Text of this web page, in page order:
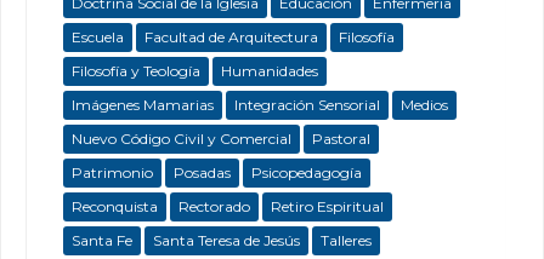
Escuela
Facultad de Arquitectura
Filosofía
Filosofía y Teología
Humanidades
Imágenes Mamarias
Integración Sensorial
Medios
Nuevo Código Civil y Comercial
Pastoral
Patrimonio
Posadas
Psicopedagogía
Reconquista
Rectorado
Retiro Espiritual
Santa Fe
Santa Teresa de Jesús
Talleres